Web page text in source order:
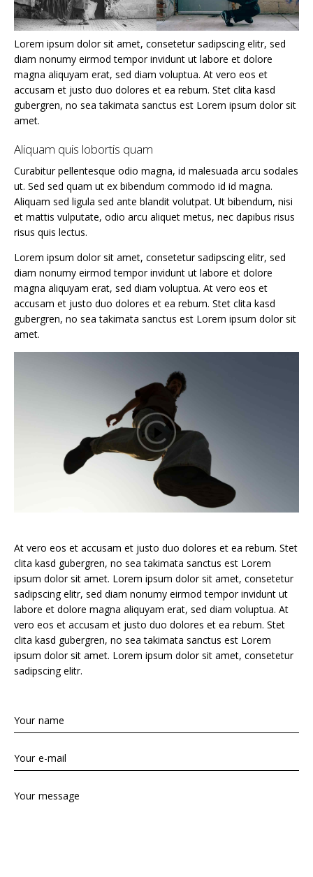
Lorem ipsum dolor sit amet, consetetur sadipscing elitr, sed
diam nonumy eirmod tempor invidunt ut labore et dolore
magna aliquyam erat, sed diam voluptua. At vero eos et
accusam et justo duo dolores et ea rebum. Stet clita kasd
gubergren, no sea takimata sanctus est Lorem ipsum dolor sit
amet.
Aliquam quis lobortis quam
Curabitur pellentesque odio magna, id malesuada arcu sodales
ut. Sed sed quam ut ex bibendum commodo id id magna.
Aliquam sed ligula sed ante blandit volutpat. Ut bibendum, nisi
et mattis vulputate, odio arcu aliquet metus, nec dapibus risus
risus quis lectus.
Lorem ipsum dolor sit amet, consetetur sadipscing elitr, sed
diam nonumy eirmod tempor invidunt ut labore et dolore
magna aliquyam erat, sed diam voluptua. At vero eos et
accusam et justo duo dolores et ea rebum. Stet clita kasd
gubergren, no sea takimata sanctus est Lorem ipsum dolor sit
amet.
At vero eos et accusam et justo duo dolores et ea rebum. Stet
clita kasd gubergren, no sea takimata sanctus est Lorem
ipsum dolor sit amet. Lorem ipsum dolor sit amet, consetetur
sadipscing elitr, sed diam nonumy eirmod tempor invidunt ut
labore et dolore magna aliquyam erat, sed diam voluptua. At
vero eos et accusam et justo duo dolores et ea rebum. Stet
clita kasd gubergren, no sea takimata sanctus est Lorem
ipsum dolor sit amet. Lorem ipsum dolor sit amet, consetetur
sadipscing elitr.